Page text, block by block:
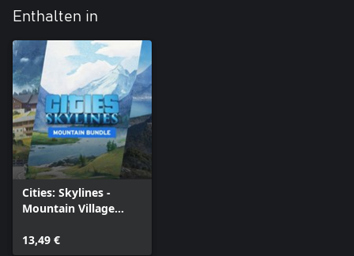
Enthalten in
Cities: Skylines -
Mountain Village
13,49 €